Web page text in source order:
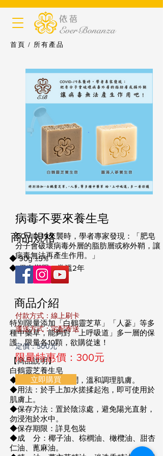
首頁 / 所有產品
商品規格
◆ 90g ±5%
◆ 保存期限：常溫2年
商品介紹
特別限量添加「白鶴靈芝草」「人蔘」等多
種中藥草，能夠對「上呼吸道」多一層的保
護，限量各10顆，欲購從速！
【商品說明】
白鶴靈芝養生皂
◆用途：清潔、滋潤，溫和調理肌膚。
◆用法：於手上加水搓揉起泡，即可使用於
肌膚上。
◆保存方法：置於陰涼處，避免陽光直射，
勿浸泡於水中。
◆保存期限：詳見包裝
◆成 分：椰子油、棕櫚油、橄欖油、甜杏
仁油、蓖麻油。
病毒不要來養生皂
COVID-19來襲時，學者專家發現：「肥皂
分子會破壞病毒外層的脂肪層或称外鞘，讓
病毒無法再產生作用。」
付款方式：線上刷卡
​運送方式：宅配寄送
定價：500元
限量特惠價：300元
立即購買